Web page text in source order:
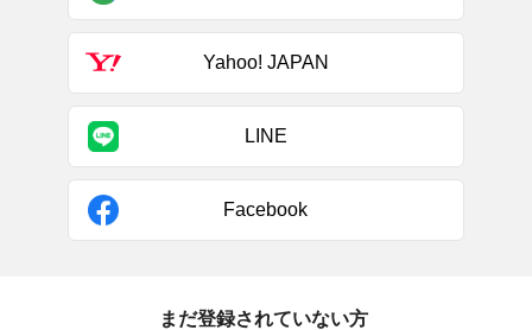
Yahoo! JAPAN
LINE
Facebook
まだ登録されていない方